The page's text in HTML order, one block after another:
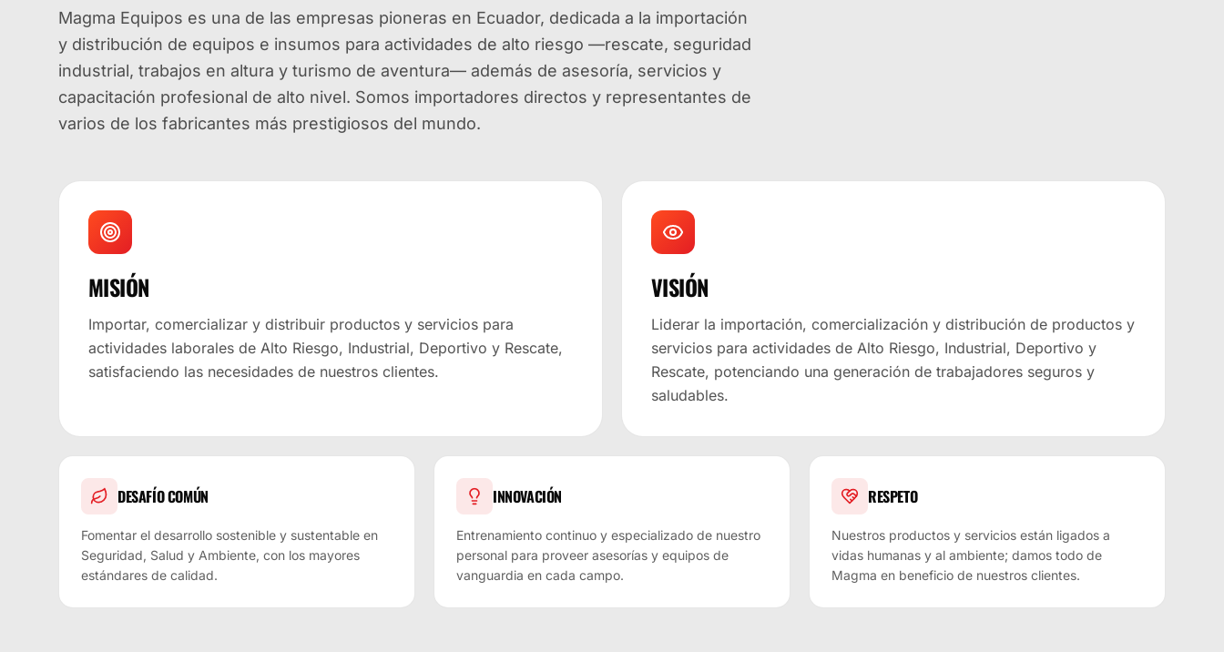
Magma Equipos es una de las empresas pioneras en Ecuador, dedicada a la importación
y distribución de equipos e insumos para actividades de alto riesgo —rescate, seguridad
industrial, trabajos en altura y turismo de aventura— además de asesoría, servicios y
capacitación profesional de alto nivel. Somos importadores directos y representantes de
varios de los fabricantes más prestigiosos del mundo.
MISIÓN
Importar, comercializar y distribuir productos y servicios para
actividades laborales de Alto Riesgo, Industrial, Deportivo y Rescate,
satisfaciendo las necesidades de nuestros clientes.
VISIÓN
Liderar la importación, comercialización y distribución de productos y
servicios para actividades de Alto Riesgo, Industrial, Deportivo y
Rescate, potenciando una generación de trabajadores seguros y
saludables.
DESAFÍO COMÚN
Fomentar el desarrollo sostenible y sustentable en
Seguridad, Salud y Ambiente, con los mayores
estándares de calidad.
INNOVACIÓN
Entrenamiento continuo y especializado de nuestro
personal para proveer asesorías y equipos de
vanguardia en cada campo.
RESPETO
Nuestros productos y servicios están ligados a
vidas humanas y al ambiente; damos todo de
Magma en beneficio de nuestros clientes.